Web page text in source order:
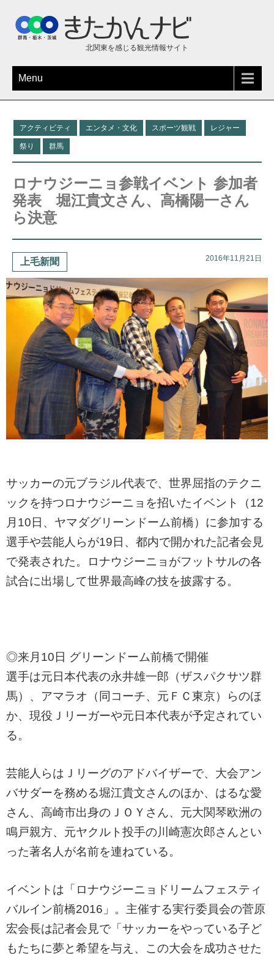
北関東を感じる観光情報サイト
Menu
アクティビティ エンタメ・文化 スポーツ観戦 レジャー
祭り 群馬
ロナウジーニョ参戦イベント 参加者
発表 堀江貴文さん、高橋陽一さん
ら決意
上毛新聞 2016年11月21日
サッカーの元ブラジル代表で、世界屈指のテクニ
ックを持つロナウジーニョを招いたイベント（12
月10日、ヤマダグリーンドーム前橋）に参加する
選手や芸能人らが19日、都内で開かれた記者会見
で発表された。ロナウジーニョがフットサルの各
試合に出場して世界最高峰の技を披露する。
◎来月10日 グリーンドーム前橋で開催
選手は元日本代表の永井雄一郎（ザスパクサツ群
馬）、アマラオ（同コーチ、元ＦＣ東京）らのほ
か、現役Ｊリーガーや元日本代表が予定されてい
る。
芸能人らはＪリーグのアドバイザーで、大会アン
バサダーを務める堀江貴文さんのほか、はるな愛
さん、高崎市出身のＪＯＹさん、元大関琴欧洲の
鳴戸親方、元ヤクルト投手の川崎憲次郎さんとい
った著名人が名前を連ねている。
イベントは「ロナウジーニョドリームフェスティ
バルイン前橋2016」。主催する実行委員会の菅原
宏会長は記者会見で「サッカーをやっている子ど
もたちに夢と希望を与え、この大会を成功させた